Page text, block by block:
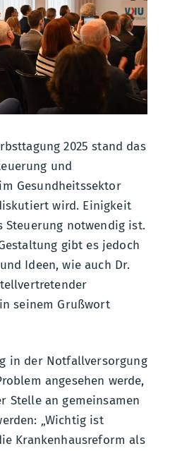
2025 stand das
und
Gesundheitssektor
wird. Einigkeit
Steuerung notwendig ist.
gibt es jedoch
Ideen, wie auch Dr.
seinem Grußwort
in der Notfallversorgung
angesehen werde,
Stelle an gemeinsamen
„Wichtig ist
Krankenhausreform als